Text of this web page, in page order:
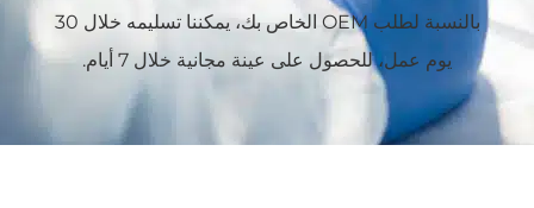
بالنسبة لطلب OEM الخاص بك، يمكننا تسليمه خلال 30
يوم عمل، للحصول على عينة مجانية خلال 7 أيام.